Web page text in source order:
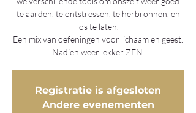
te aarden, te ontstressen, te herbronnen, en
los te laten.
Een mix van oefeningen voor lichaam en geest.
Registratie is afgesloten
Andere evenementen